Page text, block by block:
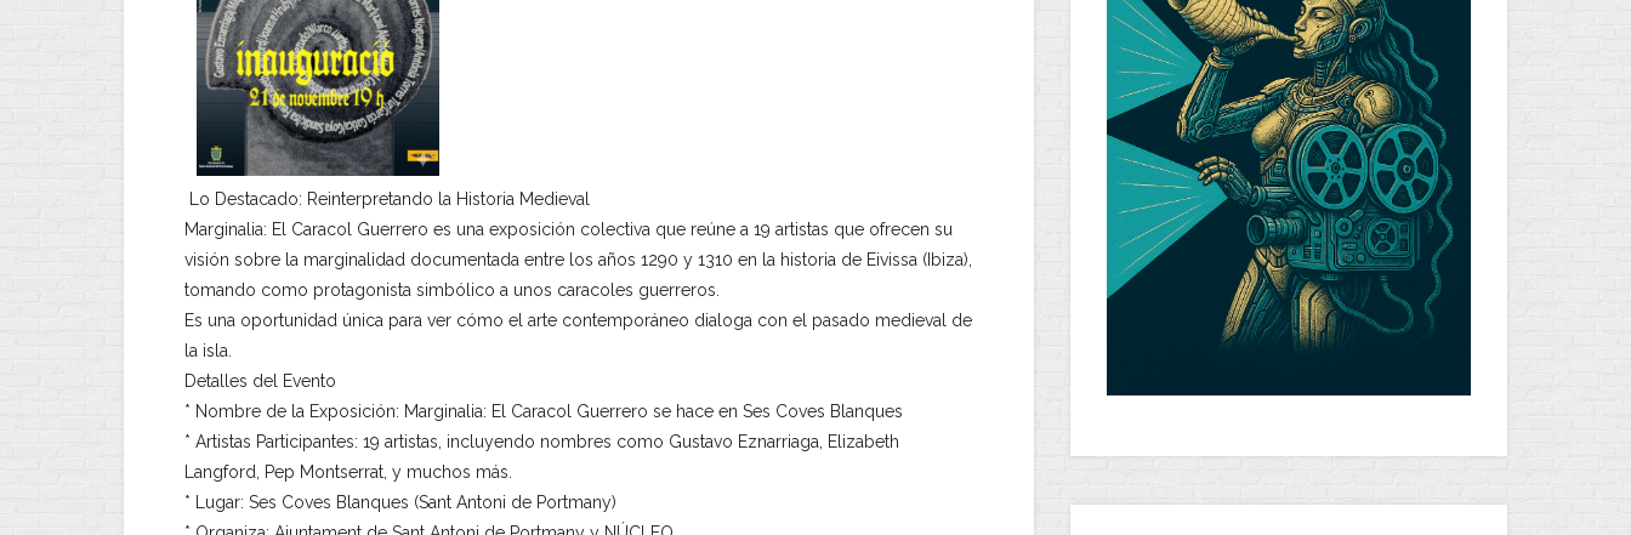
Lo Destacado: Reinterpretando la Historia Medieval
Marginalia: El Caracol Guerrero es una exposición colectiva que reúne a 19 artistas que ofrecen su
visión sobre la marginalidad documentada entre los años 1290 y 1310 en la historia de Eivissa (Ibiza),
tomando como protagonista simbólico a unos caracoles guerreros.
Es una oportunidad única para ver cómo el arte contemporáneo dialoga con el pasado medieval de
la isla.
Detalles del Evento
* Nombre de la Exposición: Marginalia: El Caracol Guerrero se hace en Ses Coves Blanques
* Artistas Participantes: 19 artistas, incluyendo nombres como Gustavo Eznarriaga, Elizabeth
Langford, Pep Montserrat, y muchos más.
* Lugar: Ses Coves Blanques (Sant Antoni de Portmany)